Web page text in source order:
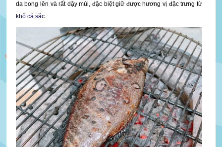
da bong lên và rất dậy mùi, đặc biệt giữ được hương vị đặc trưng từ
khô cá sặc.